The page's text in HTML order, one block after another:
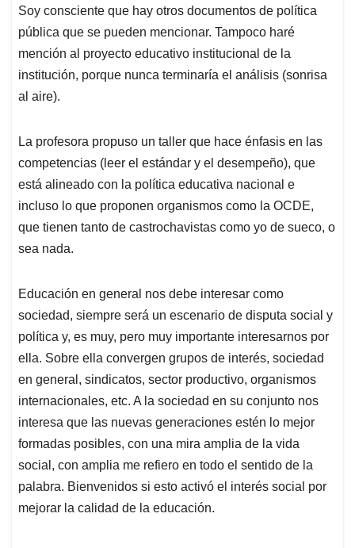
Soy consciente que hay otros documentos de política
pública que se pueden mencionar. Tampoco haré
mención al proyecto educativo institucional de la
institución, porque nunca terminaría el análisis (sonrisa
al aire).
La profesora propuso un taller que hace énfasis en las
competencias (leer el estándar y el desempeño), que
está alineado con la política educativa nacional e
incluso lo que proponen organismos como la OCDE,
que tienen tanto de castrochavistas como yo de sueco, o
sea nada.
Educación en general nos debe interesar como
sociedad, siempre será un escenario de disputa social y
política y, es muy, pero muy importante interesarnos por
ella. Sobre ella convergen grupos de interés, sociedad
en general, sindicatos, sector productivo, organismos
internacionales, etc. A la sociedad en su conjunto nos
interesa que las nuevas generaciones estén lo mejor
formadas posibles, con una mira amplia de la vida
social, con amplia me refiero en todo el sentido de la
palabra. Bienvenidos si esto activó el interés social por
mejorar la calidad de la educación.